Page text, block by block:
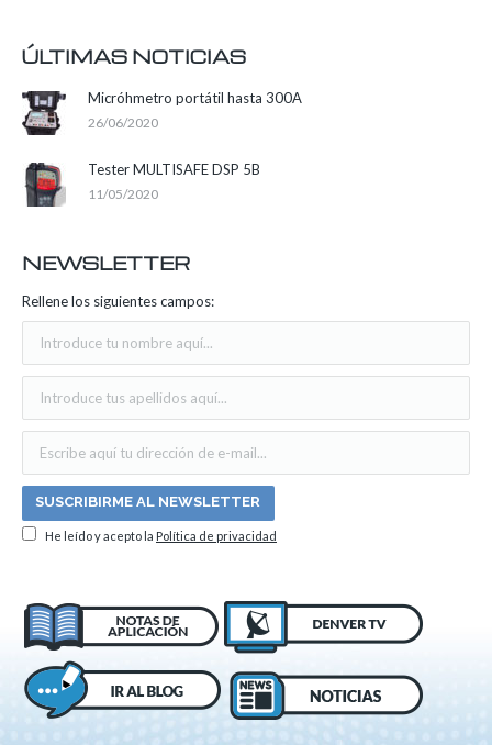
ÚLTIMAS NOTICIAS
Micróhmetro portátil hasta 300A
26/06/2020
Tester MULTISAFE DSP 5B
11/05/2020
NEWSLETTER
Rellene los siguientes campos:
He leído y acepto la Política de privacidad